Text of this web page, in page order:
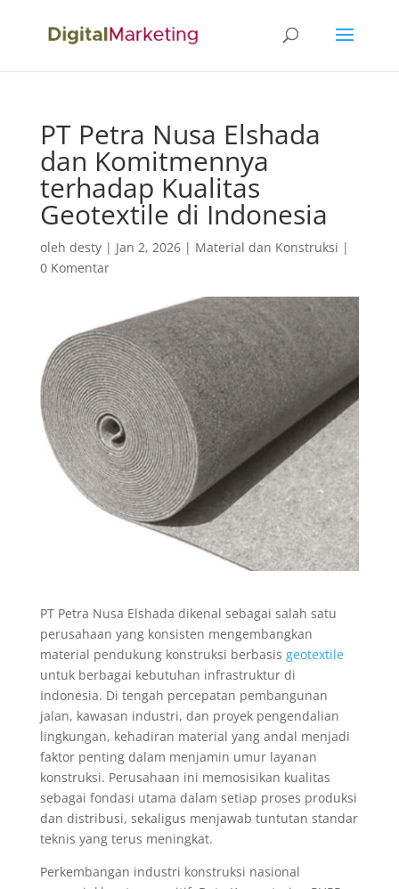
PT Petra Nusa Elshada
dan Komitmennya
terhadap Kualitas
Geotextile di Indonesia
oleh desty| Jan 2, 2026| Material dan Konstruksi |
0 Komentar
PT Petra Nusa Elshada dikenal sebagai salah satu
perusahaan yang konsisten mengembangkan
material pendukung konstruksi berbasis geotextile
untuk berbagai kebutuhan infrastruktur di
Indonesia. Di tengah percepatan pembangunan
jalan, kawasan industri, dan proyek pengendalian
lingkungan, kehadiran material yang andal menjadi
faktor penting dalam menjamin umur layanan
konstruksi. Perusahaan ini memosisikan kualitas
sebagai fondasi utama dalam setiap proses produksi
dan distribusi, sekaligus menjawab tuntutan standar
teknis yang terus meningkat.
Perkembangan industri konstruksi nasional